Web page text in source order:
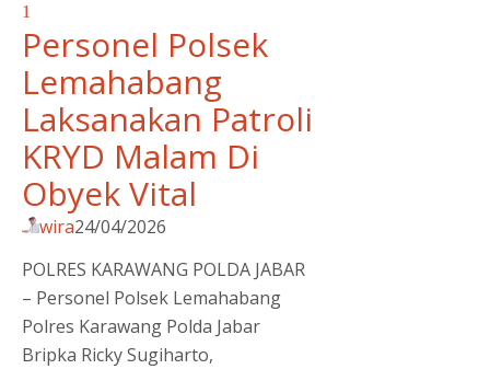
1
Personel Polsek
Lemahabang
Laksanakan Patroli
KRYD Malam Di
Obyek Vital
wira24/04/2026
POLRES KARAWANG POLDA JABAR
– Personel Polsek Lemahabang
Polres Karawang Polda Jabar
Bripka Ricky Sugiharto,